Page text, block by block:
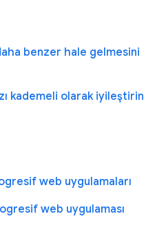
benzer hale gelmesini
kademeli olarak iyileştirin
web uygulamaları
web uygulaması